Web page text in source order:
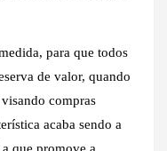
para que todos
de valor, quando
compras
acaba sendo a
que promove a